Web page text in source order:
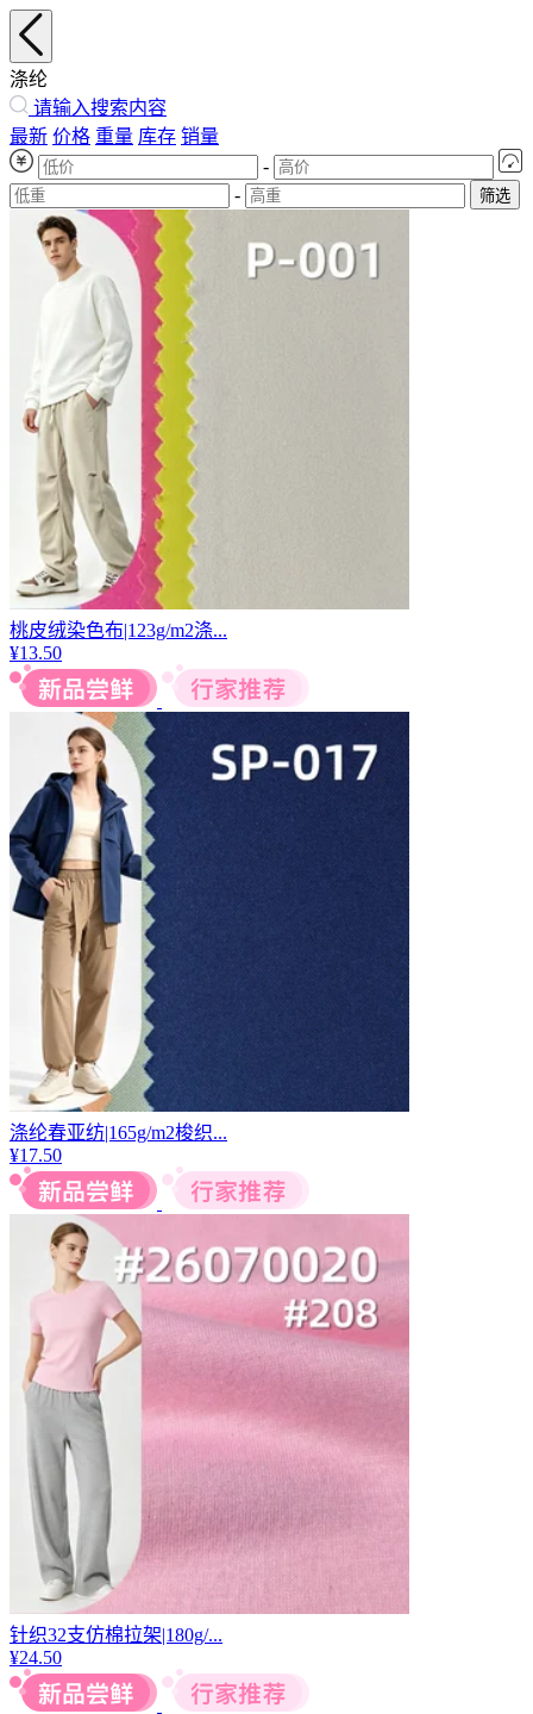
涤纶
请输入搜索内容
最新 价格 重量 库存 销量
-
-
筛选
桃皮绒染色布|123g/m2涤...
¥13.50
涤纶春亚纺|165g/m2梭织...
¥17.50
针织32支仿棉拉架|180g/...
¥24.50